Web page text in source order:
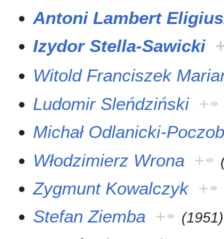
Antoni Lambert
Izydor Stella-Sawicki
Witold Franciszek
Ludomir Sleńdziński +
Michał Odlanicki-
Włodzimierz Wrona +
Zygmunt Kowalczyk +
Stefan Ziemba + (1951)